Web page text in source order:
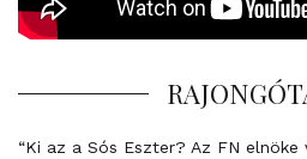
“Ki az a Sós Eszter? Az FN